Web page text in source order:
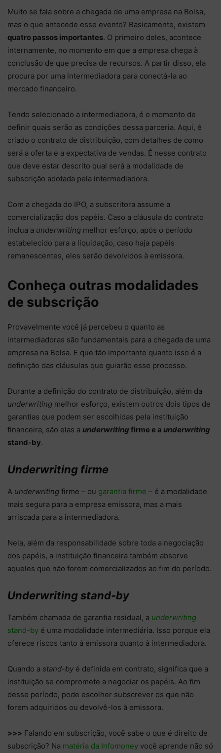
Muito se fala sobre a chegada de uma empresa na Bolsa,
mas o que antecede esse evento? Basicamente, existem
quatro passos importantes. O primeiro deles, acontece
internamente, no momento em que a empresa chega à
conclusão de que precisa de recursos. A partir disso, ela
procura por uma intermediadora para conectá-la ao
mercado financeiro.
Tendo selecionado a intermediadora, é o momento de
definir quais serão as condições dessa parceria. Aqui, é
criado o contrato de distribuição, com detalhes de como
será a oferta e a expectativa de vendas. É nesse contrato
que deve estar descrito qual será a modalidade de
subscrição adotada pela intermediadora.
Com a chegada do IPO, a subscritora assume a
comercialização dos papéis. Caso a cláusula do contrato
inclua a underwriting melhor esforço, após o período
estabelecido para a liquidação, caso haja papéis
remanescentes, eles serão devolvidos à emissora.
Conheça outras modalidades
de subscrição
Provavelmente você já percebeu o quanto as
intermediadoras são fundamentais para a chegada de uma
empresa na Bolsa. E que tão importante quanto isso é a
definição das cláusulas que guiarão esse processo.
Durante a definição do contrato de distribuição, além da
underwriting melhor esforço, existem outros dois tipos de
garantias que podem ser escolhidas pela instituição
financeira, são elas a underwriting firme e a underwriting
stand-by.
Underwriting firme
A underwriting firme – ou garantia firme – é a modalidade
mais segura para a empresa emissora, mas a mais
arriscada para a intermediadora.
Nela, além da responsabilidade sobre toda a negociação
dos papéis, a instituição financeira também absorve
aqueles que não forem comercializados ao fim do período.
Underwriting stand-by
Também chamada de garantia residual, a underwriting
stand-by é uma modalidade intermediária. Isso porque ela
oferece riscos tanto à emissora quanto à intermediadora.
Quando a stand-by é definida em contrato, significa que a
instituição se compromete a negociar os papéis. Ao fim
desse período, pode escolher subscrever os que não
forem adquiridos ou devolvê-los à emissora.
>>> Falando em subscrição, você sabe o que é direito de
subscrição? Na matéria da Infomoney você aprende não só